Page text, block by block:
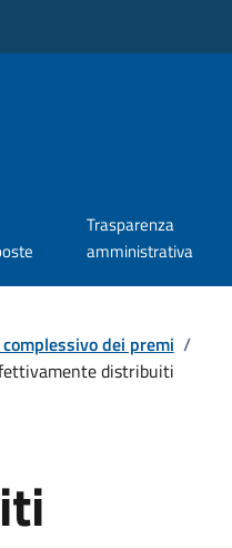
Trasparenza
amministrativa
dei premi /
distribuiti